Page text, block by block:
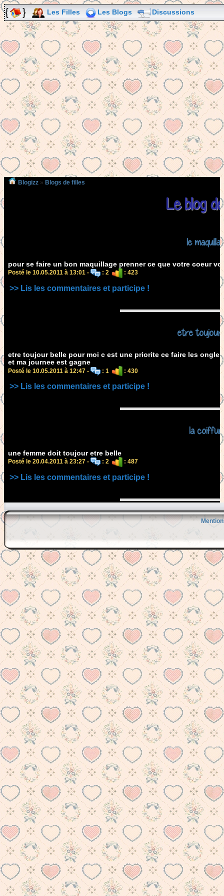
Les Filles Les Blogs Discussions
Blogizz » Blogs de filles
Le blog
le
pour se faire un bon maquillage prenner ce que votre coeur
Posté le 10.05.2011 à 13:01 - : 2 : 423
>> Lis les commentaires et participe !
etre toujour
etre toujour belle pour moi c est une priorite ce faire les
et ma journee est gagne
Posté le 10.05.2011 à 12:47 - : 1 : 430
>> Lis les commentaires et participe !
la
une femme doit toujour etre belle
Posté le 20.04.2011 à 23:27 - : 2 : 487
>> Lis les commentaires et participe !